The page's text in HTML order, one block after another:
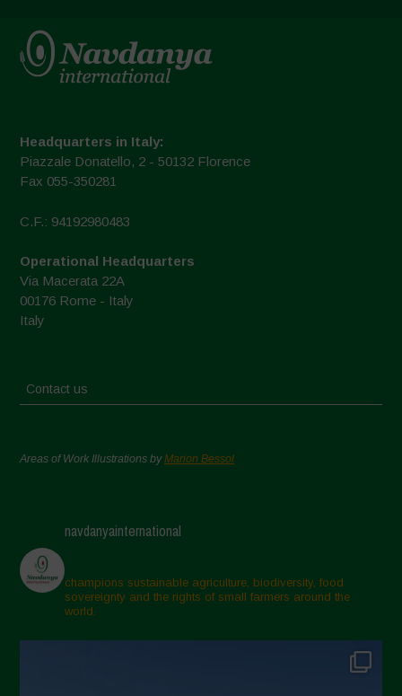
Headquarters in Italy:
Piazzale Donatello, 2 - 50132 Florence
Fax 055-350281
C.F.: 94192980483
Operational Headquarters
Via Macerata 22A
00176 Rome - Italy
Italy
Contact us
Areas of Work Illustrations byMarion Bessol
navdanyainternational
champions sustainable agriculture, biodiversity, food
sovereignty and the rights of small farmers around the
world.